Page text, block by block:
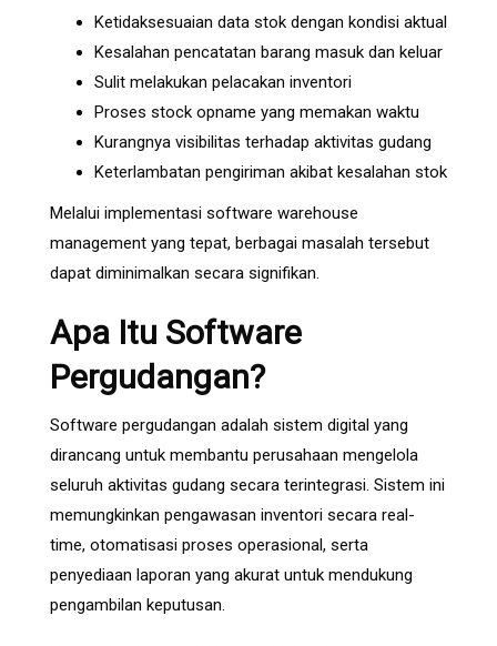
Ketidaksesuaian data stok dengan kondisi aktual
Kesalahan pencatatan barang masuk dan keluar
Sulit melakukan pelacakan inventori
Proses stock opname yang memakan waktu
Kurangnya visibilitas terhadap aktivitas gudang
Keterlambatan pengiriman akibat kesalahan stok
Melalui implementasi software warehouse
management yang tepat, berbagai masalah tersebut
dapat diminimalkan secara signifikan.
Apa Itu Software
Pergudangan?
Software pergudangan adalah sistem digital yang
dirancang untuk membantu perusahaan mengelola
seluruh aktivitas gudang secara terintegrasi. Sistem ini
memungkinkan pengawasan inventori secara real-
time, otomatisasi proses operasional, serta
penyediaan laporan yang akurat untuk mendukung
pengambilan keputusan.